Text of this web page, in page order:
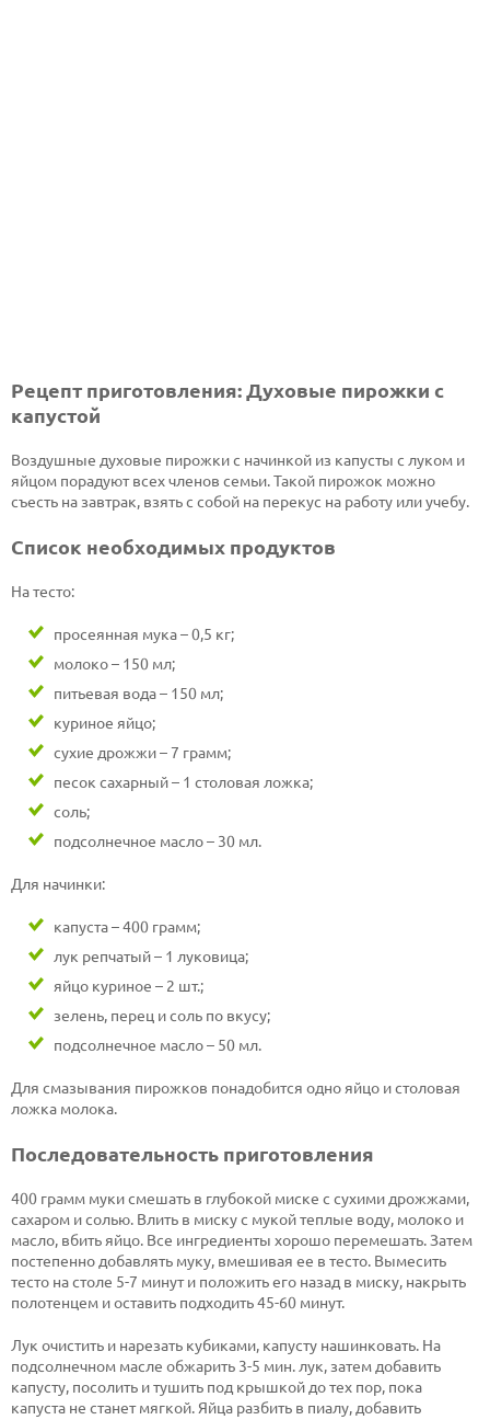
Рецепт приготовления: Духовые пирожки с
капустой
Воздушные духовые пирожки с начинкой из капусты с луком и
яйцом порадуют всех членов семьи. Такой пирожок можно
съесть на завтрак, взять с собой на перекус на работу или учебу.
Список необходимых продуктов
На тесто:
просеянная мука – 0,5 кг;
молоко – 150 мл;
питьевая вода – 150 мл;
куриное яйцо;
сухие дрожжи – 7 грамм;
песок сахарный – 1 столовая ложка;
соль;
подсолнечное масло – 30 мл.
Для начинки:
капуста – 400 грамм;
лук репчатый – 1 луковица;
яйцо куриное – 2 шт.;
зелень, перец и соль по вкусу;
подсолнечное масло – 50 мл.
Для смазывания пирожков понадобится одно яйцо и столовая
ложка молока.
Последовательность приготовления
400 грамм муки смешать в глубокой миске с сухими дрожжами,
сахаром и солью. Влить в миску с мукой теплые воду, молоко и
масло, вбить яйцо. Все ингредиенты хорошо перемешать. Затем
постепенно добавлять муку, вмешивая ее в тесто. Вымесить
тесто на столе 5-7 минут и положить его назад в миску, накрыть
полотенцем и оставить подходить 45-60 минут.
Лук очистить и нарезать кубиками, капусту нашинковать. На
подсолнечном масле обжарить 3-5 мин. лук, затем добавить
капусту, посолить и тушить под крышкой до тех пор, пока
капуста не станет мягкой. Яйца разбить в пиалу, добавить